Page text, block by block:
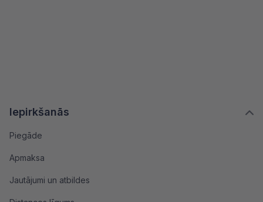
Iepirkšanās
Piegāde
Apmaksa
Jautājumi un atbildes